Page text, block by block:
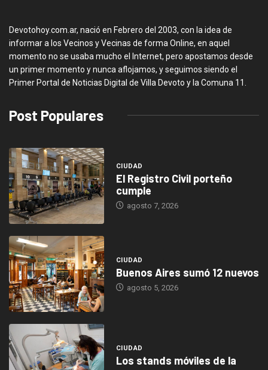
Devotohoy.com.ar, nació en Febrero del 2003, con la idea de
informar a los Vecinos y Vecinas de forma Online, en aquel
momento no se usaba mucho el Internet, pero apostamos desde
un primer momento y nunca aflojamos, y seguimos siendo el
Primer Portal de Noticias Digital de Villa Devoto y la Comuna 11.
Post Populares
CIUDAD
El Registro Civil porteño
cumple
agosto 7, 2026
CIUDAD
Buenos Aires sumó 12 nuevos
agosto 5, 2026
CIUDAD
Los stands móviles de la